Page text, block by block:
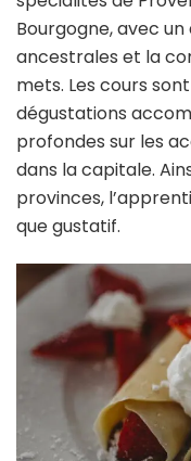
Bourgogne, avec
ancestrales et la
mets. Les cours
dégustations
profondes sur les
dans la capitale.
provinces,
que gustatif.